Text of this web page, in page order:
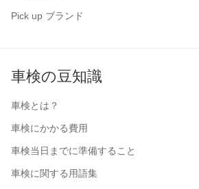
Pick up ブランド
車検の豆知識
車検とは？
車検にかかる費用
車検当日までに準備すること
車検に関する用語集